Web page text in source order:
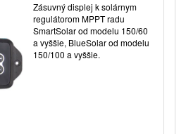
Zásuvný displej k solárnym
regulátorom MPPT radu
SmartSolar od modelu 150/60
a vyššie, BlueSolar od modelu
150/100 a vyššie.